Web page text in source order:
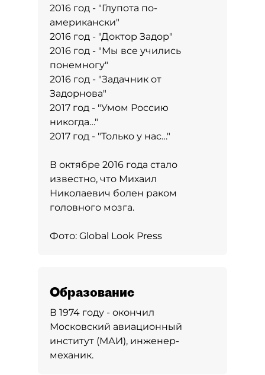
2016 год - "Глупота по-
американски"
2016 год - "Доктор Задор"
2016 год - "Мы все учились
понемногу"
2016 год - "Задачник от
Задорнова"
2017 год - "Умом Россию
никогда…"
2017 год - "Только у нас…"
В октябре 2016 года стало
известно, что Михаил
Николаевич болен раком
головного мозга.
Фото: Global Look Press
Образование
В 1974 году - окончил
Московский авиационный
институт (МАИ), инженер-
механик.